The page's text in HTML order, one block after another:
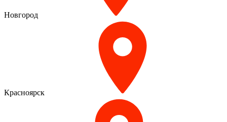
Новгород
Красноярск